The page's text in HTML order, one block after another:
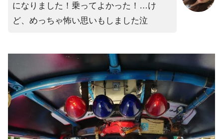
になりました！乗ってよかった！…け
ど、めっちゃ怖い思いもしました泣